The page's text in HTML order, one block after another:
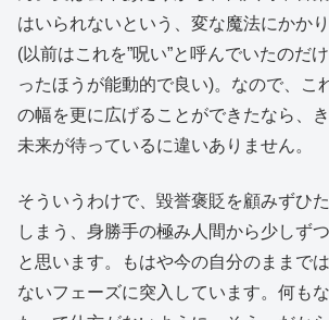
はいられないという、変な魔法にかか
(以前はこれを”呪い”と呼んでいたのだ
ったほうが能動的で良い)。なので、こ
の幅を更に広げることができたなら、
未来が待っているに違いありません。
そういうわけで、毀誉褒貶を顧みずひ
しまう、身勝手の極み人間から少しず
と思います。もはや今の自分のままで
ないフェーズに突入しています。何も